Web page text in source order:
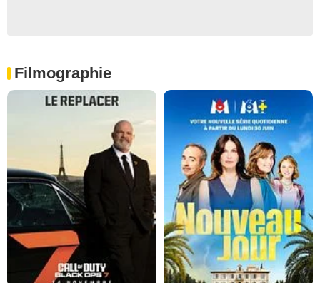
Filmographie